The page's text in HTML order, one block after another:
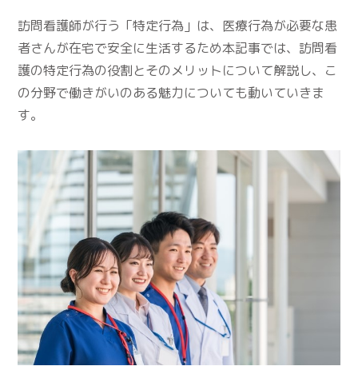
訪問看護師が行う「特定行為」は、医療行為が必要な患
者さんが在宅で安全に生活するため本記事では、訪問看
護の特定行為の役割とそのメリットについて解説し、こ
の分野で働きがいのある魅力についても動いていきま
す。